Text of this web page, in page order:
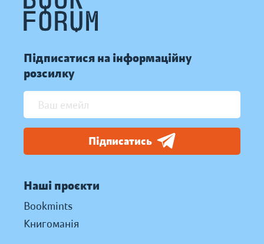
Підписатися на інформаційну
розсилку
Підписатись
Наші проєкти
Bookmints
Книгоманія